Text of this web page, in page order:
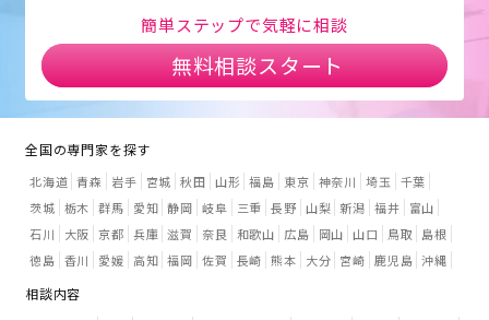
簡単ステップで気軽に相談
無料相談スタート
全国の専門家を探す
北海道 青森 岩手 宮城 秋田 山形 福島 東京 神奈川 埼玉
千葉
茨城 栃木 群馬 愛知 静岡 岐阜 三重 長野 山梨 新潟 福井
富山
石川
大阪 京都 兵庫 滋賀 奈良 和歌山 広島 岡山 山口 鳥取
島根
徳島 香川 愛媛 高知 福岡 佐賀 長崎 熊本 大分 宮崎 鹿児島 沖縄
相談内容